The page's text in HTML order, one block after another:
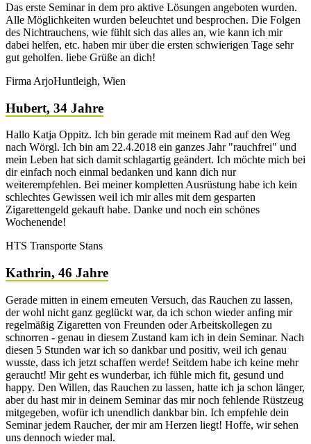
Das erste Seminar in dem pro aktive Lösungen angeboten wurden.
Alle Möglichkeiten wurden beleuchtet und besprochen. Die Folgen
des Nichtrauchens, wie fühlt sich das alles an, wie kann ich mir
dabei helfen, etc. haben mir über die ersten schwierigen Tage sehr
gut geholfen. liebe Grüße an dich!
Firma ArjoHuntleigh, Wien
Hubert, 34 Jahre
Hallo Katja Oppitz. Ich bin gerade mit meinem Rad auf den Weg
nach Wörgl. Ich bin am 22.4.2018 ein ganzes Jahr "rauchfrei" und
mein Leben hat sich damit schlagartig geändert. Ich möchte mich bei
dir einfach noch einmal bedanken und kann dich nur
weiterempfehlen. Bei meiner kompletten Ausrüstung habe ich kein
schlechtes Gewissen weil ich mir alles mit dem gesparten
Zigarettengeld gekauft habe. Danke und noch ein schönes
Wochenende!
HTS Transporte Stans
Kathrin, 46 Jahre
Gerade mitten in einem erneuten Versuch, das Rauchen zu lassen,
der wohl nicht ganz geglückt war, da ich schon wieder anfing mir
regelmäßig Zigaretten von Freunden oder Arbeitskollegen zu
schnorren - genau in diesem Zustand kam ich in dein Seminar. Nach
diesen 5 Stunden war ich so dankbar und positiv, weil ich genau
wusste, dass ich jetzt schaffen werde! Seitdem habe ich keine mehr
geraucht! Mir geht es wunderbar, ich fühle mich fit, gesund und
happy. Den Willen, das Rauchen zu lassen, hatte ich ja schon länger,
aber du hast mir in deinem Seminar das mir noch fehlende Rüstzeug
mitgegeben, wofür ich unendlich dankbar bin. Ich empfehle dein
Seminar jedem Raucher, der mir am Herzen liegt! Hoffe, wir sehen
uns dennoch wieder mal.